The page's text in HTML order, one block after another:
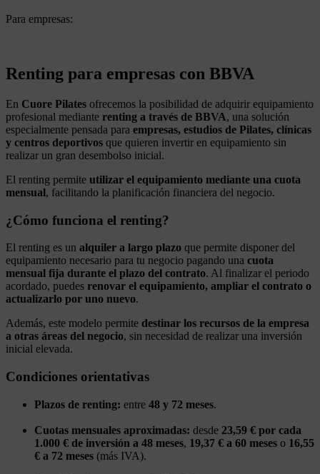
Para empresas:
Renting para empresas con BBVA
En Cuore Pilates ofrecemos la posibilidad de adquirir equipamiento
profesional mediante renting a través de BBVA, una solución
especialmente pensada para empresas, estudios de Pilates, clínicas
y centros deportivos que quieren invertir en equipamiento sin
realizar un gran desembolso inicial.
El renting permite utilizar el equipamiento mediante una cuota
mensual, facilitando la planificación financiera del negocio.
¿Cómo funciona el renting?
El renting es un alquiler a largo plazo que permite disponer del
equipamiento necesario para tu negocio pagando una cuota
mensual fija durante el plazo del contrato. Al finalizar el periodo
acordado, puedes renovar el equipamiento, ampliar el contrato o
actualizarlo por uno nuevo.
Además, este modelo permite destinar los recursos de la empresa
a otras áreas del negocio, sin necesidad de realizar una inversión
inicial elevada.
Condiciones orientativas
Plazos de renting: entre 48 y 72 meses.
Cuotas mensuales aproximadas: desde 23,59 € por cada
1.000 € de inversión a 48 meses, 19,37 € a 60 meses o 16,55
€ a 72 meses (más IVA).